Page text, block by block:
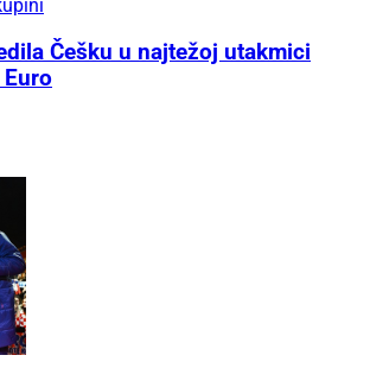
Češku u najtežoj utakmici